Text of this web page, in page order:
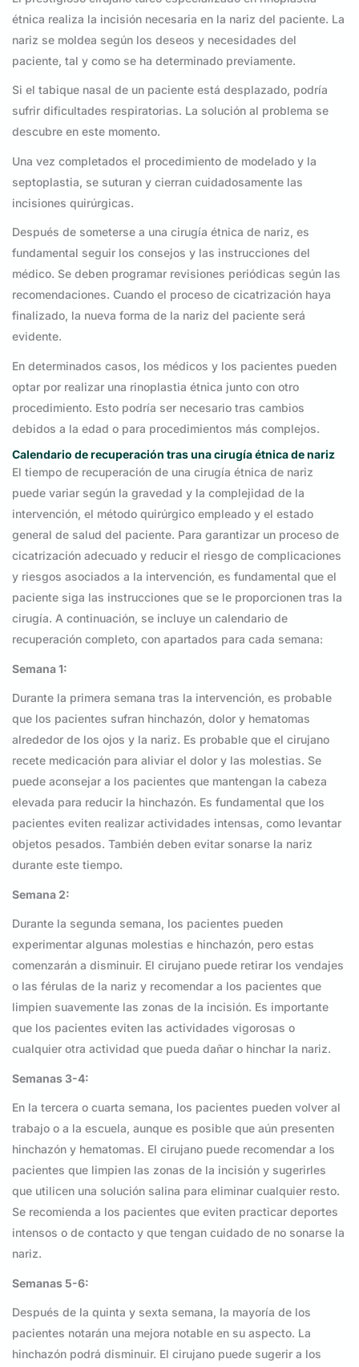
étnica realiza la incisión necesaria en la nariz del paciente. La
nariz se moldea según los deseos y necesidades del
paciente, tal y como se ha determinado previamente.
Si el tabique nasal de un paciente está desplazado, podría
sufrir dificultades respiratorias. La solución al problema se
descubre en este momento.
Una vez completados el procedimiento de modelado y la
septoplastia, se suturan y cierran cuidadosamente las
incisiones quirúrgicas.
Después de someterse a una cirugía étnica de nariz, es
fundamental seguir los consejos y las instrucciones del
médico. Se deben programar revisiones periódicas según las
recomendaciones. Cuando el proceso de cicatrización haya
finalizado, la nueva forma de la nariz del paciente será
evidente.
En determinados casos, los médicos y los pacientes pueden
optar por realizar una rinoplastia étnica junto con otro
procedimiento. Esto podría ser necesario tras cambios
debidos a la edad o para procedimientos más complejos.
Calendario de recuperación tras una cirugía étnica de nariz
El tiempo de recuperación de una cirugía étnica de nariz
puede variar según la gravedad y la complejidad de la
intervención, el método quirúrgico empleado y el estado
general de salud del paciente. Para garantizar un proceso de
cicatrización adecuado y reducir el riesgo de complicaciones
y riesgos asociados a la intervención, es fundamental que el
paciente siga las instrucciones que se le proporcionen tras la
cirugía. A continuación, se incluye un calendario de
recuperación completo, con apartados para cada semana:
Semana 1:
Durante la primera semana tras la intervención, es probable
que los pacientes sufran hinchazón, dolor y hematomas
alrededor de los ojos y la nariz. Es probable que el cirujano
recete medicación para aliviar el dolor y las molestias. Se
puede aconsejar a los pacientes que mantengan la cabeza
elevada para reducir la hinchazón. Es fundamental que los
pacientes eviten realizar actividades intensas, como levantar
objetos pesados. También deben evitar sonarse la nariz
durante este tiempo.
Semana 2:
Durante la segunda semana, los pacientes pueden
experimentar algunas molestias e hinchazón, pero estas
comenzarán a disminuir. El cirujano puede retirar los vendajes
o las férulas de la nariz y recomendar a los pacientes que
limpien suavemente las zonas de la incisión. Es importante
que los pacientes eviten las actividades vigorosas o
cualquier otra actividad que pueda dañar o hinchar la nariz.
Semanas 3-4:
En la tercera o cuarta semana, los pacientes pueden volver al
trabajo o a la escuela, aunque es posible que aún presenten
hinchazón y hematomas. El cirujano puede recomendar a los
pacientes que limpien las zonas de la incisión y sugerirles
que utilicen una solución salina para eliminar cualquier resto.
Se recomienda a los pacientes que eviten practicar deportes
intensos o de contacto y que tengan cuidado de no sonarse la
nariz.
Semanas 5-6:
Después de la quinta y sexta semana, la mayoría de los
pacientes notarán una mejora notable en su aspecto. La
hinchazón podrá disminuir. El cirujano puede sugerir a los